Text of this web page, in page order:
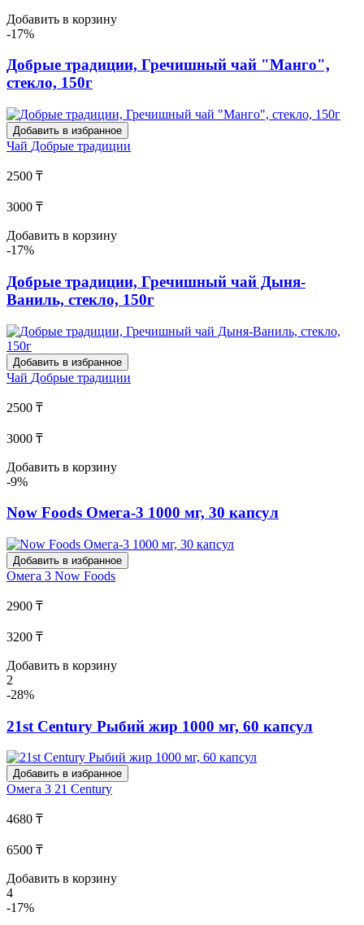
Добавить в корзину
-17%
Добрые традиции, Гречишный чай "Манго",
стекло, 150г
Добавить в избранное
Чай Добрые традиции
2500 ₸
3000 ₸
Добавить в корзину
-17%
Добрые традиции, Гречишный чай Дыня-
Ваниль, стекло, 150г
Добавить в избранное
Чай Добрые традиции
2500 ₸
3000 ₸
Добавить в корзину
-9%
Now Foods Омега-3 1000 мг, 30 капсул
Добавить в избранное
Омега 3 Now Foods
2900 ₸
3200 ₸
Добавить в корзину
2
-28%
21st Century Рыбий жир 1000 мг, 60 капсул
Добавить в избранное
Омега 3 21 Century
4680 ₸
6500 ₸
Добавить в корзину
4
-17%